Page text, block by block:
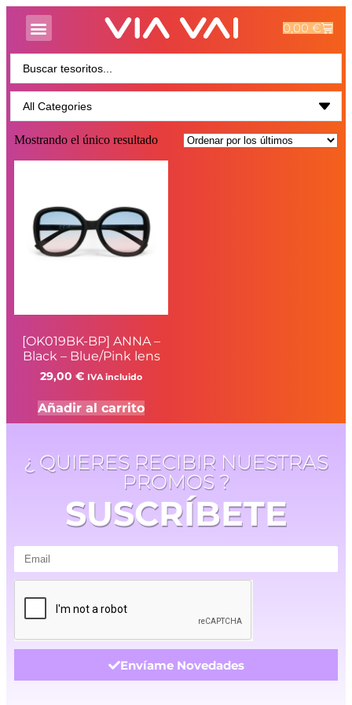
0,00€
Mostrando el único resultado
[OK019BK-BP] ANNA –
Black – Blue/Pink lens
29,00 € IVA incluido
Añadir al carrito
¿ QUIERES RECIBIR NUESTRAS
PROMOS ?
SUSCRÍBETE
Envíame Novedades